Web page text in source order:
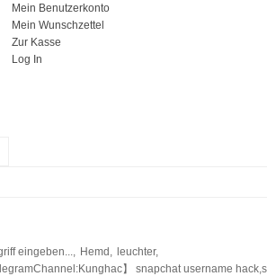
Mein Benutzerkonto
Mein Wunschzettel
Zur Kasse
Log In
eingeben..., Hemd,
leuchter,
】 snapchat username